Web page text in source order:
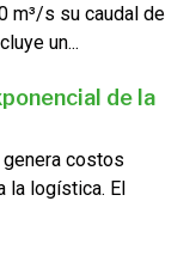
m³/s su caudal de
un...
de la
costos
la logística. El